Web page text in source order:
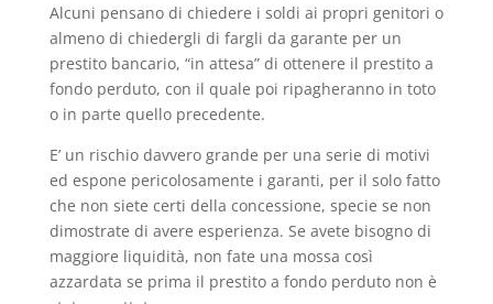
Alcuni pensano di chiedere i soldi ai propri genitori o
almeno di chiedergli di fargli da garante per un
prestito bancario, “in attesa” di ottenere il prestito a
fondo perduto, con il quale poi ripagheranno in toto
o in parte quello precedente.
E’ un rischio davvero grande per una serie di motivi
ed espone pericolosamente i garanti, per il solo fatto
che non siete certi della concessione, specie se non
dimostrate di avere esperienza. Se avete bisogno di
maggiore liquidità, non fate una mossa così
azzardata se prima il prestito a fondo perduto non è